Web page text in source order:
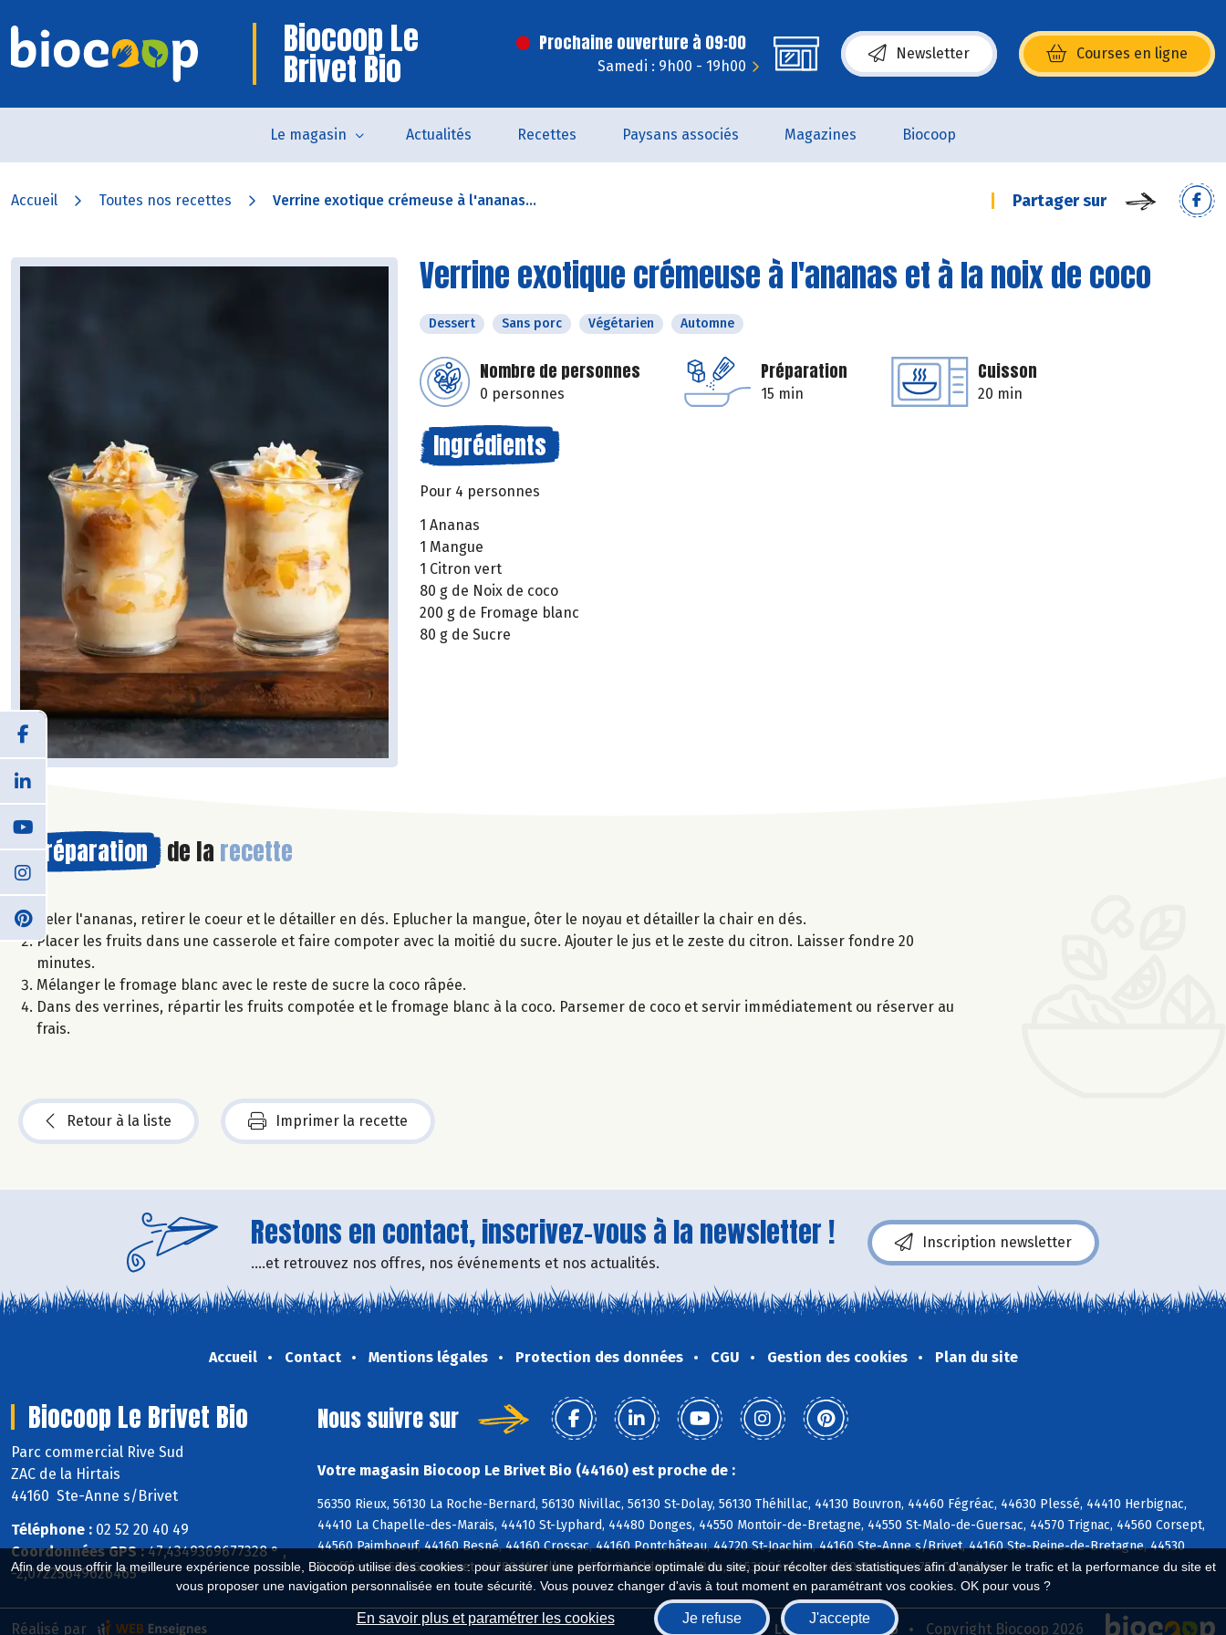
Afin de vous offrir la meilleure expérience possible, Biocoop utilise des cookies : pour assurer une performance optimale du site, pour récolter des statistiques afin d'analyser le trafic et la performance du site et
vous proposer une navigation personnalisée en toute sécurité. Vous pouvez changer d'avis à tout moment en paramétrant vos cookies. OK pour vous ?
En savoir plus et paramétrer les cookies Je refuse J'accepte
Biocoop Le
Brivet Bio
Prochaine ouverture à 09:00
Samedi : 9h00 - 19h00
Newsletter Courses en ligne
(s’ouvre dans une nouvelle fenêtre)
Le magasin Actualités Recettes Paysans associés Magazines Biocoop
Accueil Toutes nos recettes Verrine exotique crémeuse à l'ananas... Partager sur
Verrine exotique crémeuse à l'ananas et à la noix de coco
Dessert Sans porc Végétarien Automne
Nombre de personnes
0 personnes
Préparation
15 min
Cuisson
20 min
Ingrédients
Pour 4 personnes
1 Ananas
1 Mangue
1 Citron vert
80 g de Noix de coco
200 g de Fromage blanc
80 g de Sucre
Préparation de la recette
Peler l'ananas, retirer le coeur et le détailler en dés. Eplucher la mangue, ôter le noyau et détailler la chair en dés.
Placer les fruits dans une casserole et faire compoter avec la moitié du sucre. Ajouter le jus et le zeste du citron. Laisser fondre 20
minutes.
Mélanger le fromage blanc avec le reste de sucre la coco râpée.
Dans des verrines, répartir les fruits compotée et le fromage blanc à la coco. Parsemer de coco et servir immédiatement ou réserver au
frais.
Retour à la liste Imprimer la recette
Restons en contact, inscrivez-vous à la newsletter !
....et retrouvez nos offres, nos événements et nos actualités.
Inscription newsletter
Accueil Contact Mentions légales Protection des données CGU Gestion des cookies Plan du site
Biocoop Le Brivet Bio
Parc commercial Rive Sud
ZAC de la Hirtais
44160 Ste-Anne s/Brivet
Téléphone : 02 52 20 40 49
Coordonnées GPS :47,4349369677328 ° ,
-2,07225649626465 °
Nous suivre sur
Votre magasin Biocoop Le Brivet Bio (44160) est proche de :
56350 Rieux, 56130 La Roche-Bernard, 56130 Nivillac, 56130 St-Dolay, 56130 Théhillac, 44130 Bouvron, 44460 Fégréac, 44630 Plessé, 44410 Herbignac,
44410 La Chapelle-des-Marais, 44410 St-Lyphard, 44480 Donges, 44550 Montoir-de-Bretagne, 44550 St-Malo-de-Guersac, 44570 Trignac, 44560 Corsept,
44560 Paimboeuf, 44160 Besné, 44160 Crossac, 44160 Pontchâteau, 44720 St-Joachim, 44160 Ste-Anne s/Brivet, 44160 Ste-Reine-de-Bretagne, 44530
Drefféac, 44530 Guenrouet, 44780 Missillac, 44530 St-Gildas-des-Bois, 44530 Sévérac, 44260 Bouée, 44750 Campbon
Biocoop.fr Le réseau Biocoop Copyright Biocoop 2026
Réalisé par